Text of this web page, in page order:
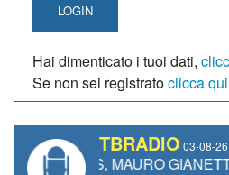
LOGIN
Hai dimenticato i tuoi dati,
Se non sei registratoclicca qui
TBRADIO 03-08-26
MAURO GIANETTI,